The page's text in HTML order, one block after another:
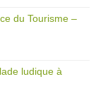
du Tourisme –
ludique à